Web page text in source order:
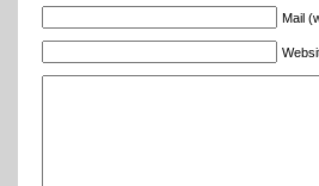
Mail